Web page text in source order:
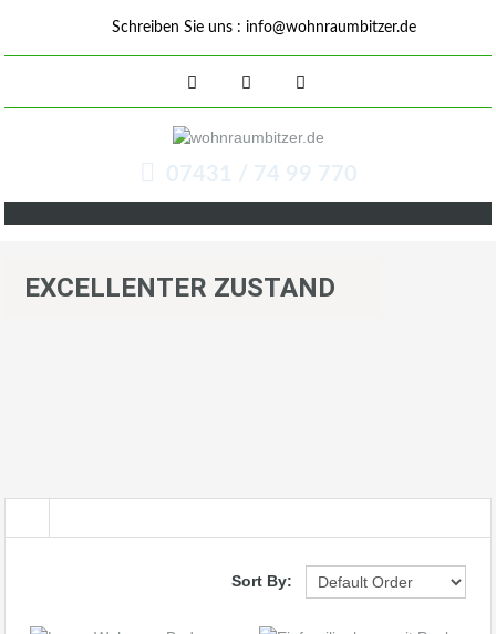
Schreiben Sie uns : info@wohnraumbitzer.de
07431 / 74 99 770
EXCELLENTER ZUSTAND
Sort By: